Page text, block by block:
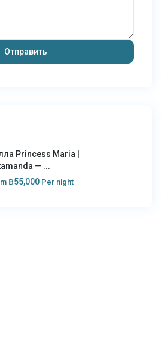
Princess Maria |
— ...
฿55,000 Per night